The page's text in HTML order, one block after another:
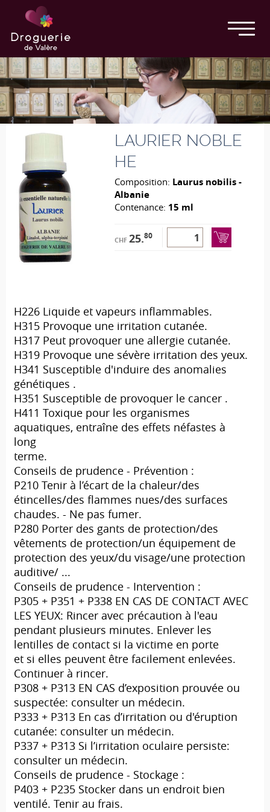
LAURIER NOBLE
HE
Composition: Laurus nobilis -
Albanie
Contenance: 15 ml
CHF 25.80
H226 Liquide et vapeurs inflammables.
H315 Provoque une irritation cutanée.
H317 Peut provoquer une allergie cutanée.
H319 Provoque une sévère irritation des yeux.
H341 Susceptible d'induire des anomalies
génétiques .
H351 Susceptible de provoquer le cancer .
H411 Toxique pour les organismes
aquatiques, entraîne des effets néfastes à
long
terme.
Conseils de prudence - Prévention :
P210 Tenir à l’écart de la chaleur/des
étincelles/des flammes nues/des surfaces
chaudes. - Ne pas fumer.
P280 Porter des gants de protection/des
vêtements de protection/un équipement de
protection des yeux/du visage/une protection
auditive/ ...
Conseils de prudence - Intervention :
P305 + P351 + P338 EN CAS DE CONTACT AVEC
LES YEUX: Rincer avec précaution à l'eau
pendant plusieurs minutes. Enlever les
lentilles de contact si la victime en porte
et si elles peuvent être facilement enlevées.
Continuer à rincer.
P308 + P313 EN CAS d’exposition prouvée ou
suspectée: consulter un médecin.
P333 + P313 En cas d’irritation ou d'éruption
cutanée: consulter un médecin.
P337 + P313 Si l’irritation oculaire persiste:
consulter un médecin.
Conseils de prudence - Stockage :
P403 + P235 Stocker dans un endroit bien
ventilé. Tenir au frais.